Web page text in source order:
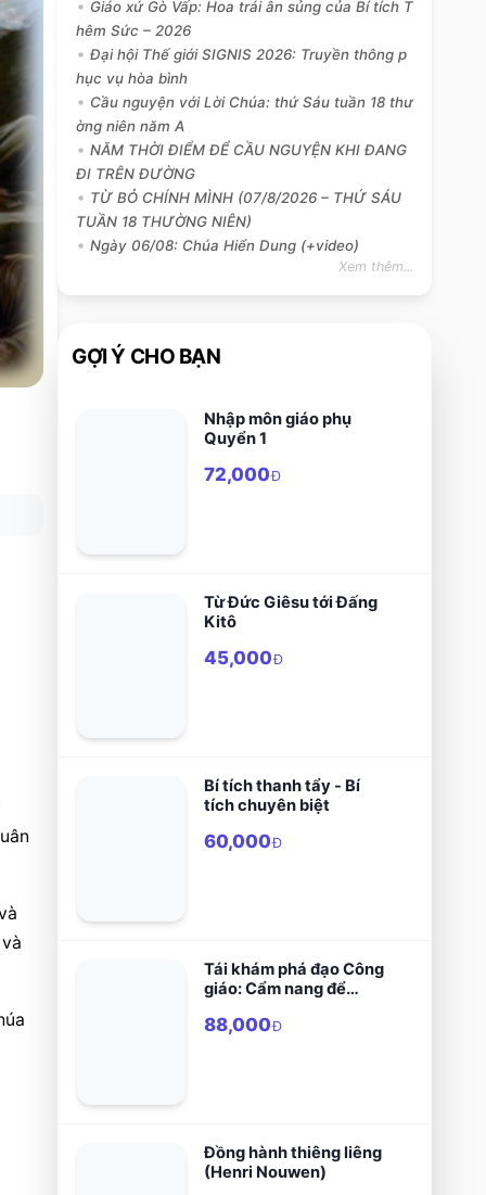
Giáo xứ Gò Vấp: Hoa trái ân sủng của Bí tích T
hêm Sức – 2026
Đại hội Thế giới SIGNIS 2026: Truyền thông p
hục vụ hòa bình
Cầu nguyện với Lời Chúa: thứ Sáu tuần 18 thư
ờng niên năm A
NĂM THỜI ĐIỂM ĐỂ CẦU NGUYỆN KHI ĐANG
ĐI TRÊN ĐƯỜNG
TỪ BỎ CHÍNH MÌNH (07/8/2026 – THỨ SÁU
TUẦN 18 THƯỜNG NIÊN)
Ngày 06/08: Chúa Hiển Dung (+video)
Xem thêm...
GỢI Ý CHO BẠN
Nhập môn giáo phụ
Quyển 1
72,000Đ
Từ Đức Giêsu tới Đấng
Kitô
45,000Đ
Bí tích thanh tẩy - Bí
tích chuyên biệt
60,000Đ
Tái khám phá đạo Công
giáo: Cẩm nang để
hiệu quả
88,000Đ
Đồng hành thiêng liêng
(Henri Nouwen)